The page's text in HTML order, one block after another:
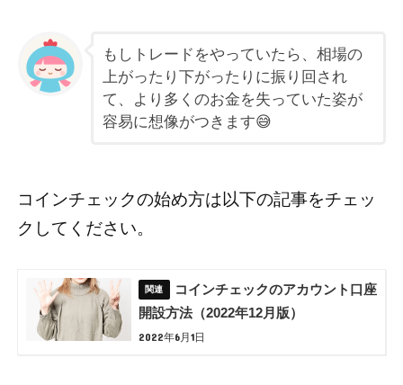
もしトレードをやっていたら、相場の
上がったり下がったりに振り回され
て、より多くのお金を失っていた姿が
容易に想像がつきます😅
コインチェックの始め方は以下の記事をチェッ
クしてください。
コインチェックのアカウント口座
開設方法（2022年12月版）
2022年6月1日